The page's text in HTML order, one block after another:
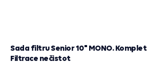
Sada filtru Senior 10" MONO.
Filtrace nečistot